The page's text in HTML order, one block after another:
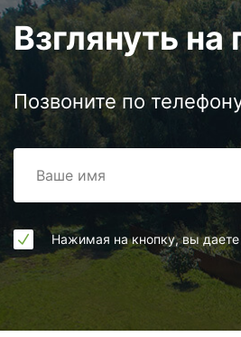
Взглянуть
Позвоните по
Нажимая на кнопку, вы даете